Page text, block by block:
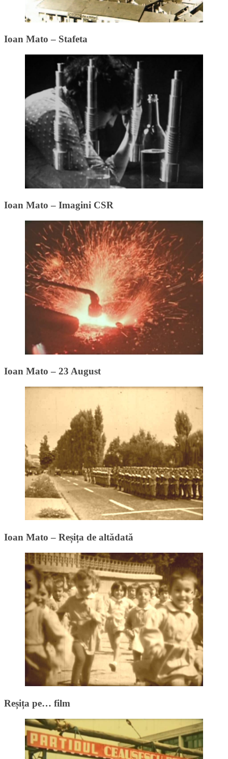
Ioan Mato – Stafeta
Ioan Mato – Imagini CSR
Ioan Mato – 23 August
Ioan Mato – Reșița de altădată
Reșița pe… film